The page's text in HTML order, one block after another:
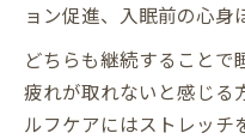
ョン促進、入眠前の心身
どちらも継続することで
疲れが取れないと感じる
ルフケアにはストレッチ